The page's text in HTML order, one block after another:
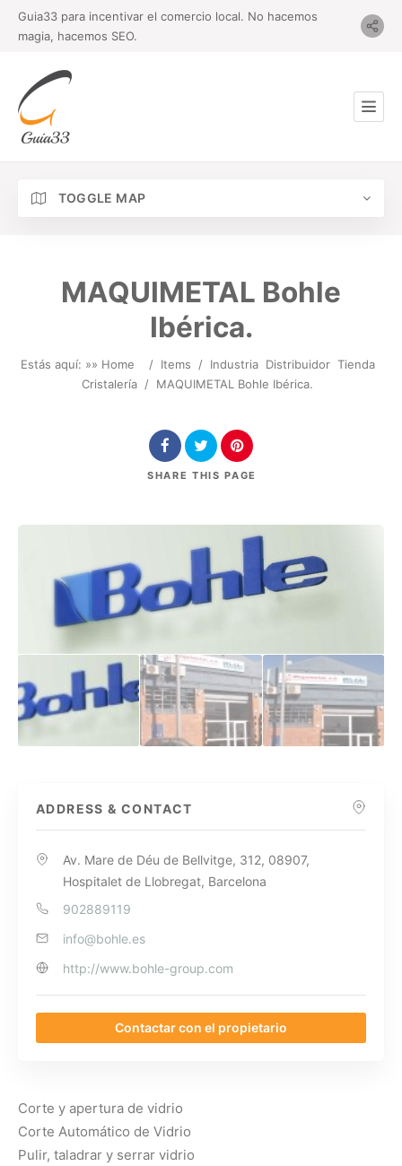
Guia33 para incentivar el comercio local. No hacemos
magia, hacemos SEO.
TOGGLE MAP
MAQUIMETAL Bohle
Ibérica.
Estás aquí: »» Home / Items / Industria Distribuidor Tienda
Cristalería / MAQUIMETAL Bohle Ibérica.
SHARE THIS PAGE
ADDRESS & CONTACT
Av. Mare de Déu de Bellvitge, 312, 08907,
Hospitalet de Llobregat, Barcelona
902889119
info@bohle.es
http://www.bohle-group.com
Contactar con el propietario
Corte y apertura de vidrio
Corte Automático de Vidrio
Pulir, taladrar y serrar vidrio